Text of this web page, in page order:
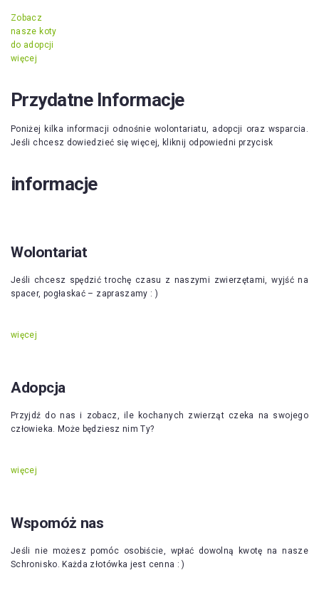
Zobacz
nasze koty
do adopcji
więcej
Przydatne Informacje
Poniżej kilka informacji odnośnie wolontariatu, adopcji oraz wsparcia.
Jeśli chcesz dowiedzieć się więcej, kliknij odpowiedni przycisk
informacje
Wolontariat
Jeśli chcesz spędzić trochę czasu z naszymi zwierzętami, wyjść na
spacer, pogłaskać – zapraszamy : )
więcej
Adopcja
Przyjdź do nas i zobacz, ile kochanych zwierząt czeka na swojego
człowieka. Może będziesz nim Ty?
więcej
Wspomóż nas
Jeśli nie możesz pomóc osobiście, wpłać dowolną kwotę na nasze
Schronisko. Każda złotówka jest cenna : )